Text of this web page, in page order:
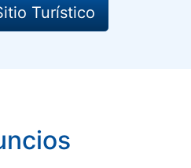
Turístico